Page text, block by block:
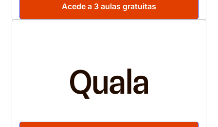
Acede a 3 aulas gratuitas